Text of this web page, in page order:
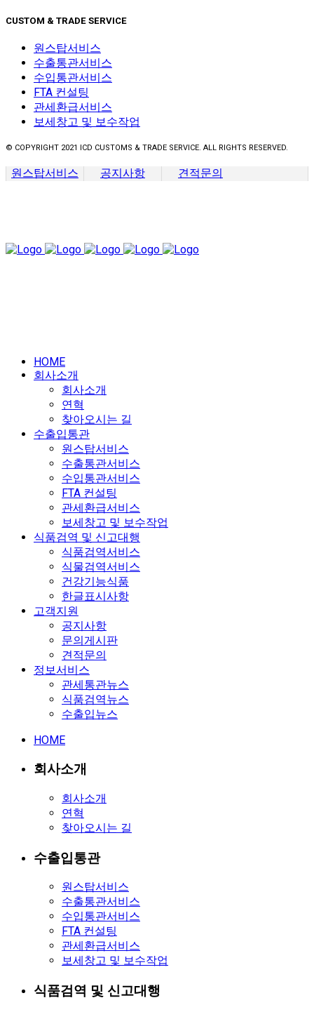
CUSTOM & TRADE SERVICE
원스탑서비스
수출통관서비스
수입통관서비스
FTA 컨설팅
관세환급서비스
보세창고 및 보수작업
© COPYRIGHT 2021 ICD CUSTOMS & TRADE SERVICE. ALL RIGHTS RESERVED.
원스탑서비스 공지사항 견적문의
HOME
회사소개
회사소개
연혁
찾아오시는 길
수출입통관
원스탑서비스
수출통관서비스
수입통관서비스
FTA 컨설팅
관세환급서비스
보세창고 및 보수작업
식품검역 및 신고대행
식품검역서비스
식물검역서비스
건강기능식품
한글표시사항
고객지원
공지사항
문의게시판
견적문의
정보서비스
관세통관뉴스
식품검역뉴스
수출입뉴스
HOME
회사소개
회사소개
연혁
찾아오시는 길
수출입통관
원스탑서비스
수출통관서비스
수입통관서비스
FTA 컨설팅
관세환급서비스
보세창고 및 보수작업
식품검역 및 신고대행